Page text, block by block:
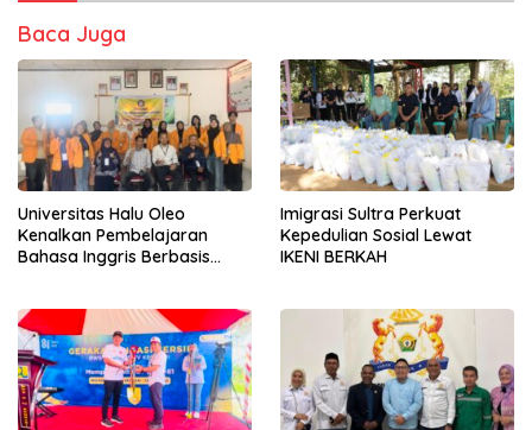
Baca Juga
Universitas Halu Oleo
Kenalkan Pembelajaran
Bahasa Inggris Berbasis
Imigrasi Sultra Perkuat
Kepedulian Sosial Lewat
IKENI BERKAH